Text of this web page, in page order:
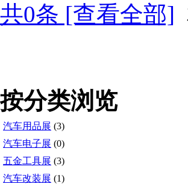
共0条 [查看全部]
按分类浏览
汽车用品展 (3)
汽车电子展 (0)
五金工具展 (3)
汽车改装展 (1)